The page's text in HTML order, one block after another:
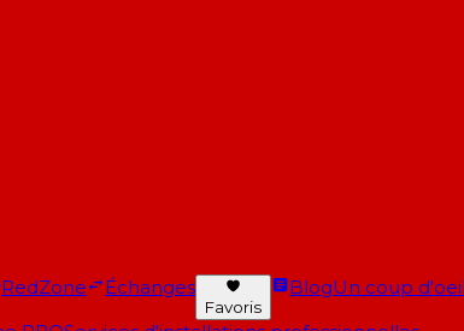
RedZone Échanges
Favoris
BlogUn coup